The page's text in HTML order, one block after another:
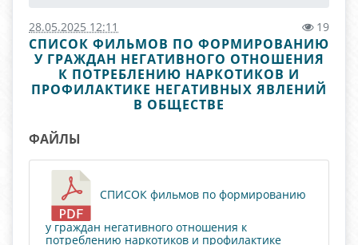
28.05.2025 12:11 19
СПИСОК ФИЛЬМОВ ПО ФОРМИРОВАНИЮ
У ГРАЖДАН НЕГАТИВНОГО ОТНОШЕНИЯ
К ПОТРЕБЛЕНИЮ НАРКОТИКОВ И
ПРОФИЛАКТИКЕ НЕГАТИВНЫХ ЯВЛЕНИЙ
В ОБЩЕСТВЕ
ФАЙЛЫ
СПИСОК фильмов по формированию
у граждан негативного отношения к
потреблению наркотиков и профилактике